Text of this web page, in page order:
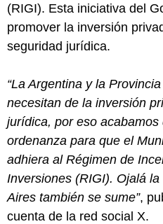
(RIGI). Esta iniciativa del
promover la inversión
seguridad jurídica.
“La Argentina y la
necesitan de la inversión
jurídica, por eso
ordenanza para que el
adhiera al Régimen de
Inversiones (RIGI). Ojalá
Aires también se sume”,
cuenta de la red social X.